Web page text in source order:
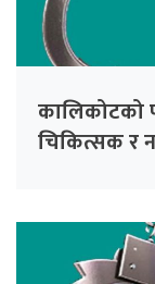
कालिकोटको
चिकित्सक र